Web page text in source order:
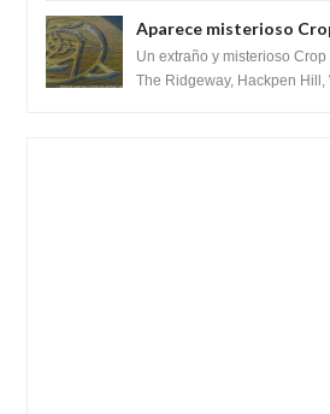
Aparece misterioso
Unido 23 de junio 2016
Un extraño y misterioso
The Ridgeway, Hackpen